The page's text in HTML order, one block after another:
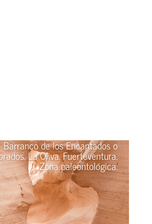
Barranco de los Encantados o
La Oliva. Fuerteventura.
Zona paleontológica.